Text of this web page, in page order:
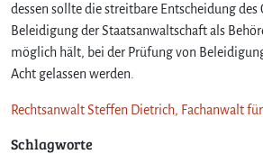
dessen sollte die streitbare Entscheidung des
Beleidigung der Staatsanwaltschaft als
möglich hält, bei der Prüfung von
Acht gelassen werden.
Rechtsanwalt Steffen Dietrich, Fachanwalt
Schlagworte